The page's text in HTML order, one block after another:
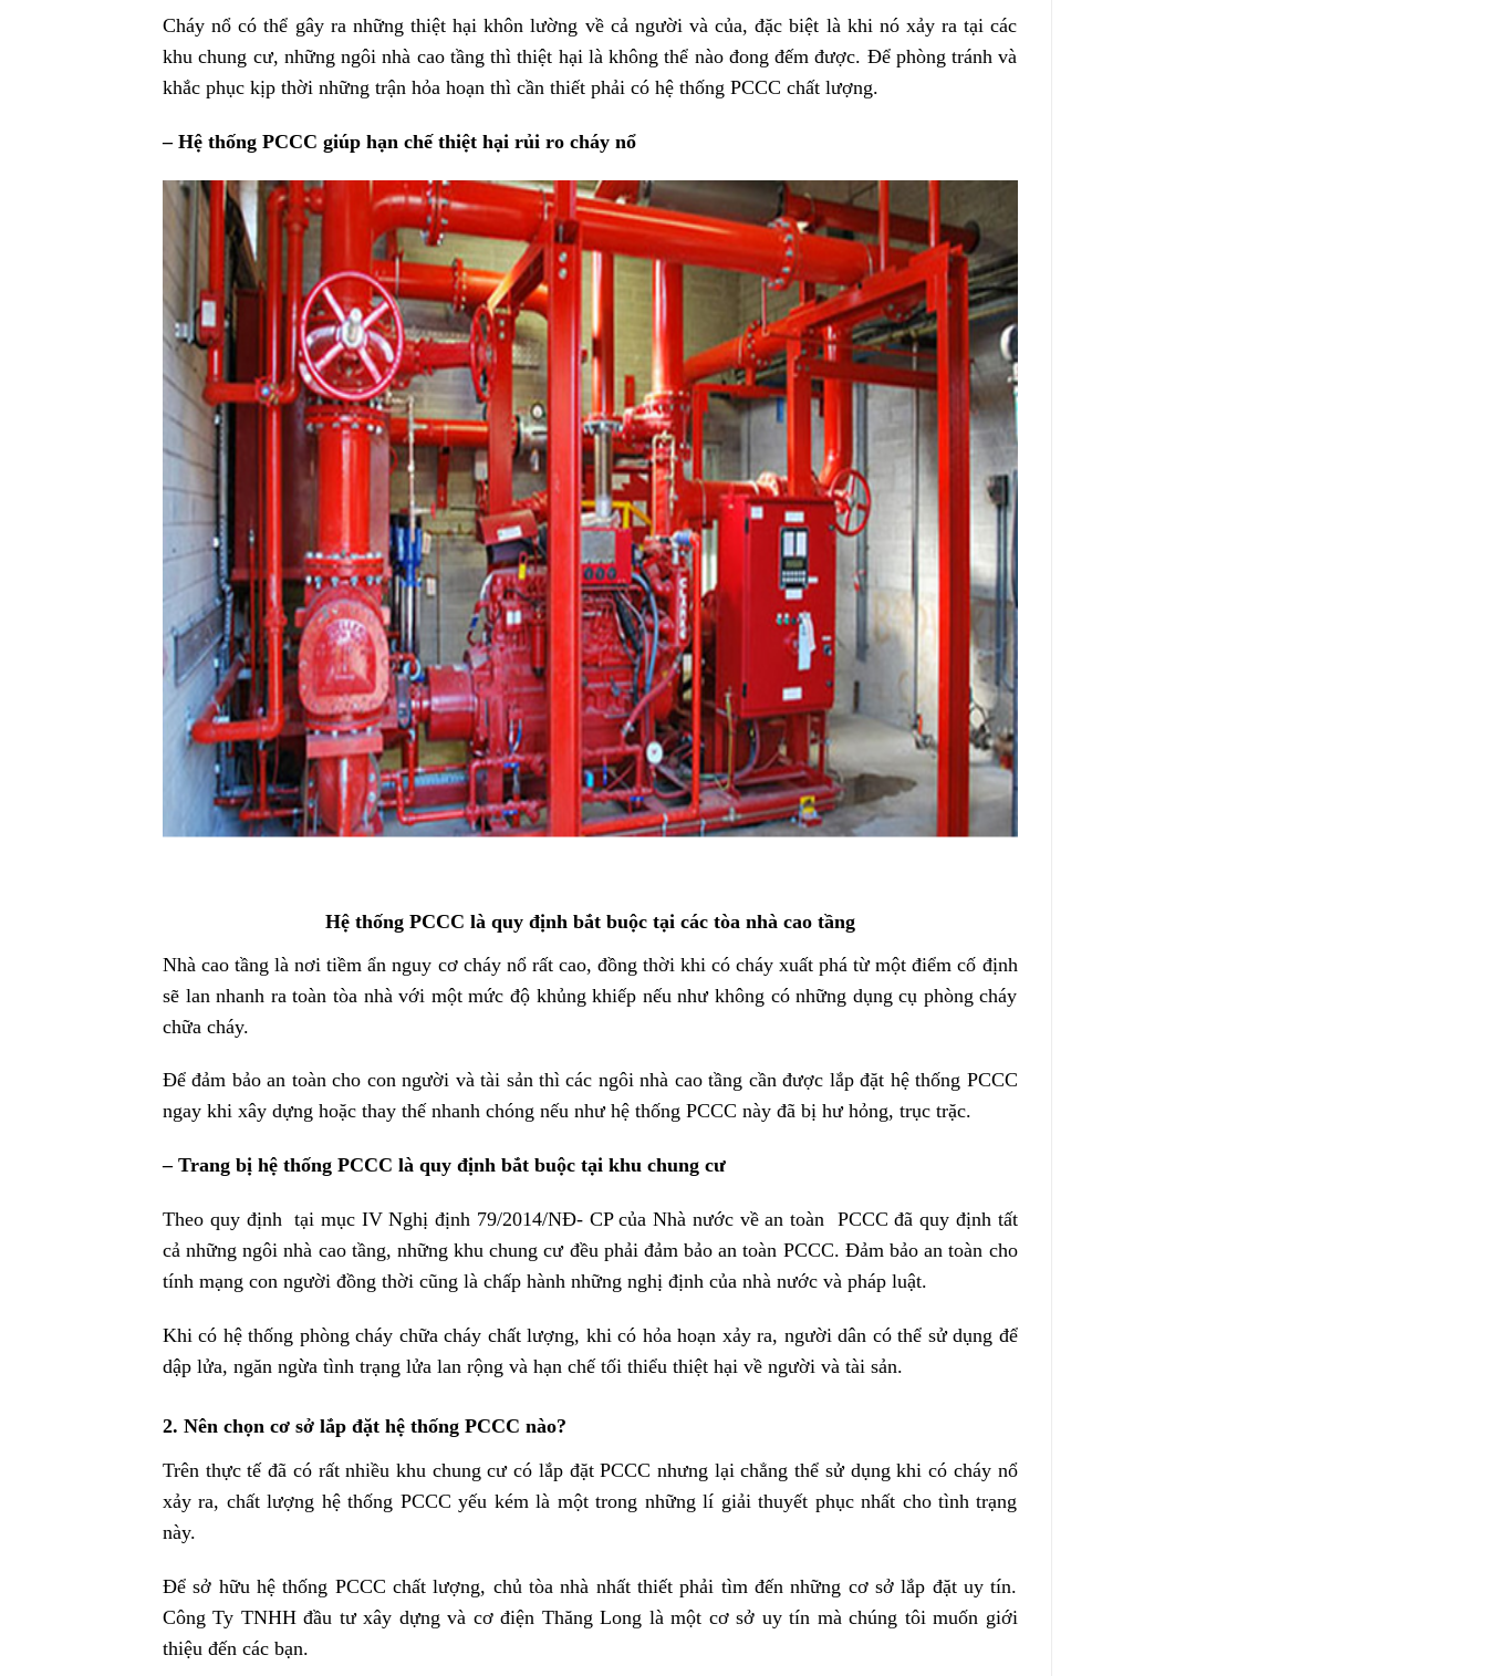
Cháy nổ có thể gây ra những thiệt hại khôn lường về cả người và của, đặc biệt là khi nó xảy ra tại các
khu chung cư, những ngôi nhà cao tầng thì thiệt hại là không thể nào đong đếm được. Để phòng tránh và
khắc phục kịp thời những trận hỏa hoạn thì cần thiết phải có hệ thống PCCC chất lượng.
– Hệ thống PCCC giúp hạn chế thiệt hại rủi ro cháy nổ
Hệ thống PCCC là quy định bắt buộc tại các tòa nhà cao tầng
Nhà cao tầng là nơi tiềm ẩn nguy cơ cháy nổ rất cao, đồng thời khi có cháy xuất phá từ một điểm cố định
sẽ lan nhanh ra toàn tòa nhà với một mức độ khủng khiếp nếu như không có những dụng cụ phòng cháy
chữa cháy.
Để đảm bảo an toàn cho con người và tài sản thì các ngôi nhà cao tầng cần được lắp đặt hệ thống PCCC
ngay khi xây dựng hoặc thay thế nhanh chóng nếu như hệ thống PCCC này đã bị hư hỏng, trục trặc.
– Trang bị hệ thống PCCC là quy định bắt buộc tại khu chung cư
Theo quy định tại mục IV Nghị định 79/2014/NĐ- CP của Nhà nước về an toàn PCCC đã quy định tất
cả những ngôi nhà cao tầng, những khu chung cư đều phải đảm bảo an toàn PCCC. Đảm bảo an toàn cho
tính mạng con người đồng thời cũng là chấp hành những nghị định của nhà nước và pháp luật.
Khi có hệ thống phòng cháy chữa cháy chất lượng, khi có hỏa hoạn xảy ra, người dân có thể sử dụng để
dập lửa, ngăn ngừa tình trạng lửa lan rộng và hạn chế tối thiểu thiệt hại về người và tài sản.
2. Nên chọn cơ sở lắp đặt hệ thống PCCC nào?
Trên thực tế đã có rất nhiều khu chung cư có lắp đặt PCCC nhưng lại chẳng thể sử dụng khi có cháy nổ
xảy ra, chất lượng hệ thống PCCC yếu kém là một trong những lí giải thuyết phục nhất cho tình trạng
này.
Để sở hữu hệ thống PCCC chất lượng, chủ tòa nhà nhất thiết phải tìm đến những cơ sở lắp đặt uy tín.
Công Ty TNHH đầu tư xây dựng và cơ điện Thăng Long là một cơ sở uy tín mà chúng tôi muốn giới
thiệu đến các bạn.